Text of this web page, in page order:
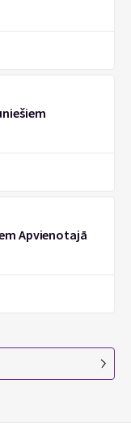
Apvienotajā